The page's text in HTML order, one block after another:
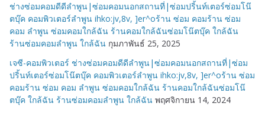
ช่างซ่อมคอมดีดีลำพูน|ซ่อมคอมนอกสถานที่|ซ่อมปริ้นท์เตอร์ซ่อมโน๊
ตบุ๊ค คอมพิวเตอร์ลำพูน ihko:jv,8v, ]er^oร้าน ซ่อม คอมร้าน ซ่อม
คอม ลำพูน ซ่อมคอมใกล้ฉัน ร้านคอมใกล้ฉันซ่อมโน๊ตบุ๊ค ใกล้ฉัน
ร้านซ่อมคอมลำพูน ใกล้ฉัน กุมภาพันธ์ 25, 2025
เจซี-คอมพิวเตอร์ ช่างซ่อมคอมดีดีลำพูน|ซ่อมคอมนอกสถานที่|ซ่อม
ปริ้นท์เตอร์ซ่อมโน๊ตบุ๊ค คอมพิวเตอร์ลำพูน ihko:jv,8v, ]er^oร้าน ซ่อม
คอมร้าน ซ่อม คอม ลำพูน ซ่อมคอมใกล้ฉัน ร้านคอมใกล้ฉันซ่อมโน๊
ตบุ๊ค ใกล้ฉัน ร้านซ่อมคอมลำพูน ใกล้ฉัน พฤศจิกายน 14, 2024